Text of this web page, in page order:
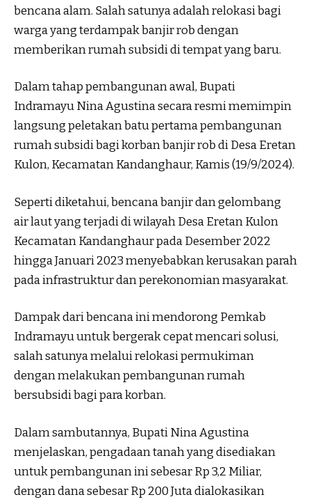
bencana alam. Salah satunya adalah relokasi bagi
warga yang terdampak banjir rob dengan
memberikan rumah subsidi di tempat yang baru.
Dalam tahap pembangunan awal, Bupati
Indramayu Nina Agustina secara resmi memimpin
langsung peletakan batu pertama pembangunan
rumah subsidi bagi korban banjir rob di Desa Eretan
Kulon, Kecamatan Kandanghaur, Kamis (19/9/2024).
Seperti diketahui, bencana banjir dan gelombang
air laut yang terjadi di wilayah Desa Eretan Kulon
Kecamatan Kandanghaur pada Desember 2022
hingga Januari 2023 menyebabkan kerusakan parah
pada infrastruktur dan perekonomian masyarakat.
Dampak dari bencana ini mendorong Pemkab
Indramayu untuk bergerak cepat mencari solusi,
salah satunya melalui relokasi permukiman
dengan melakukan pembangunan rumah
bersubsidi bagi para korban.
Dalam sambutannya, Bupati Nina Agustina
menjelaskan, pengadaan tanah yang disediakan
untuk pembangunan ini sebesar Rp 3,2 Miliar,
dengan dana sebesar Rp 200 Juta dialokasikan